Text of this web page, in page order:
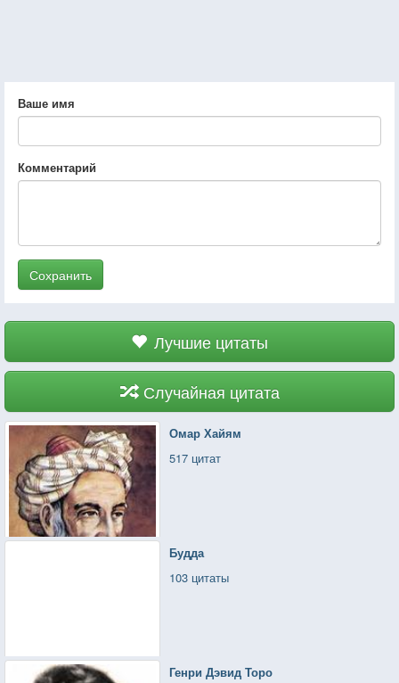
Ваше имя
Комментарий
Сохранить
Лучшие цитаты
Случайная цитата
Омар Хайям
517 цитат
Будда
103 цитаты
Генри Дэвид Торо